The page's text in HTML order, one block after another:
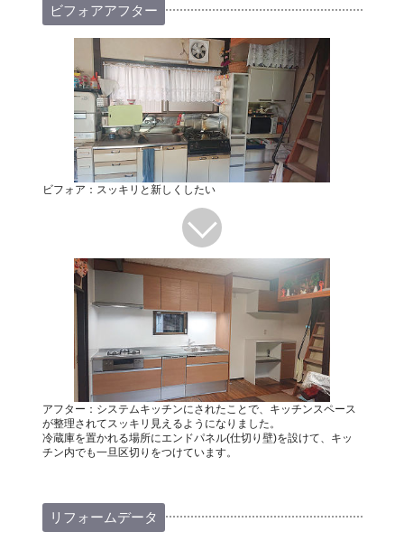
ビフォアアフター
ビフォア：スッキリと新しくしたい
アフター：システムキッチンにされたことで、キッチンスペース
が整理されてスッキリ見えるようになりました。
冷蔵庫を置かれる場所にエンドパネル(仕切り壁)を設けて、キッ
チン内でも一旦区切りをつけています。
リフォームデータ